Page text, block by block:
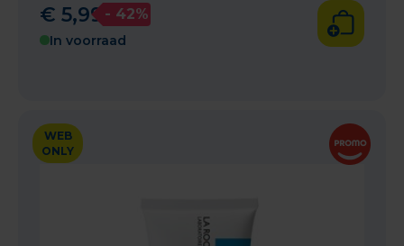
€ 5,99 - 42%
In voorraad
WEB
ONLY